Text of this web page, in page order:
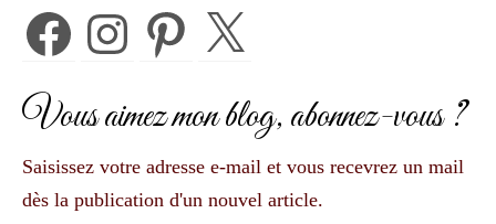
FacebookInstagramPinterest X
Vous aimez mon blog, abonnez-vous ?
Saisissez votre adresse e-mail et vous recevrez un mail
dès la publication d'un nouvel article.